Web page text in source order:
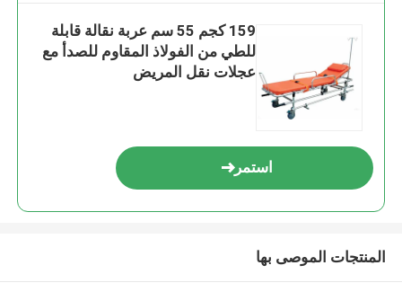
159 كجم 55 سم عربة نقالة قابلة
للطي من الفولاذ المقاوم للصدأ مع
عجلات نقل المريض
استمر
المنتجات الموصى بها